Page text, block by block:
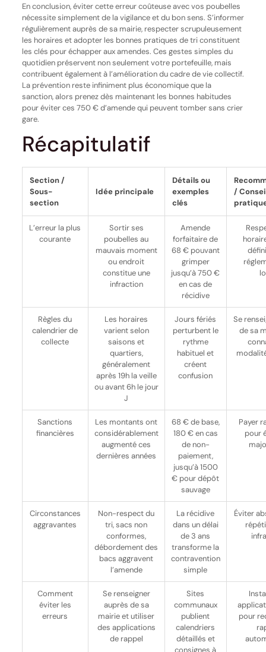
En conclusion, éviter cette erreur coûteuse avec vos poubelles
nécessite simplement de la vigilance et du bon sens. S’informer
régulièrement auprès de sa mairie, respecter scrupuleusement
les horaires et adopter les bonnes pratiques de tri constituent
les clés pour échapper aux amendes. Ces gestes simples du
quotidien préservent non seulement votre portefeuille, mais
contribuent également à l’amélioration du cadre de vie collectif.
La prévention reste infiniment plus économique que la
sanction, alors prenez dès maintenant les bonnes habitudes
pour éviter ces 750 € d’amende qui peuvent tomber sans crier
gare.
Récapitulatif
Section /
Sous-
section
Idée principale
Détails ou
exemples
clés
/
L’erreur la plus
courante
Sortir ses
poubelles au
mauvais moment
ou endroit
constitue une
infraction
Amende
forfaitaire de
68 € pouvant
grimper
jusqu’à 750 €
en cas de
récidive
Règles du
calendrier de
collecte
Les horaires
varient selon
saisons et
quartiers,
généralement
après 19h la veille
ou avant 6h le jour
J
Jours fériés
perturbent le
rythme
habituel et
créent
confusion
Se
de sa
Sanctions
financières
Les montants ont
considérablement
augmenté ces
dernières années
68 € de base,
180 € en cas
de non-
paiement,
jusqu’à 1500
€ pour dépôt
sauvage
Payer
pour
Circonstances
aggravantes
Non-respect du
tri, sacs non
conformes,
débordement des
bacs aggravent
l’amende
La récidive
dans un délai
de 3 ans
transforme la
contravention
simple
Éviter
Comment
éviter les
erreurs
Se renseigner
auprès de sa
mairie et utiliser
des applications
de rappel
Sites
communaux
publient
calendriers
détaillés et
consignes à
pour